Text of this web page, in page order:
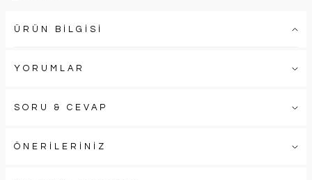
ÜRÜN BİLGİSİ
YORUMLAR
SORU & CEVAP
ÖNERİLERİNİZ